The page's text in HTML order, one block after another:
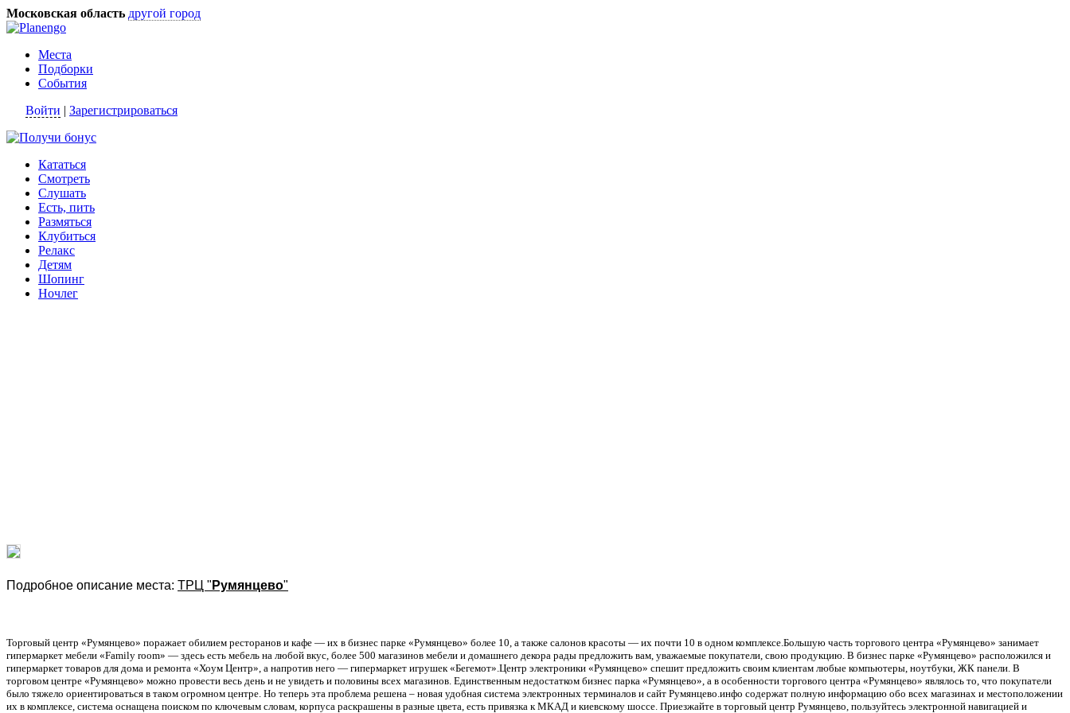
Московская область другой город
Места
Подборки
События
Войти | Зарегистрироваться
Кататься
Смотреть
Слушать
Есть, пить
Размяться
Клубиться
Релакс
Детям
Шопинг
Ночлег
Подробное описание места: ТРЦ " Румянцево"
Торговый центр «Румянцево» поражает обилием ресторанов и кафе — их в бизнес парке «Румянцево» более 10, а также салонов красоты — их почти 10 в одном комплексе.Большую часть торгового центра «Румянцево» занимает
гипермаркет мебели «Family room» — здесь есть мебель на любой вкус, более 500 магазинов мебели и домашнего декора рады предложить вам, уважаемые покупатели, свою продукцию. В бизнес парке «Румянцево» расположился и
гипермаркет товаров для дома и ремонта «Хоум Центр», а напротив него — гипермаркет игрушек «Бегемот».Центр электроники «Румянцево» спешит предложить своим клиентам любые компьютеры, ноутбуки, ЖК панели. В
торговом центре «Румянцево» можно провести весь день и не увидеть и половины всех магазинов. Единственным недостатком бизнес парка «Румянцево», а в особенности торгового центра «Румянцево» являлось то, что покупатели
было тяжело ориентироваться в таком огромном центре. Но теперь эта проблема решена – новая удобная система электронных терминалов и сайт Румянцево.инфо содержат полную информацию обо всех магазинах и местоположении
их в комплексе, система оснащена поиском по ключевым словам, корпуса раскрашены в разные цвета, есть привязка к МКАД и киевскому шоссе. Приезжайте в торговый центр Румянцево, пользуйтесь электронной навигацией и